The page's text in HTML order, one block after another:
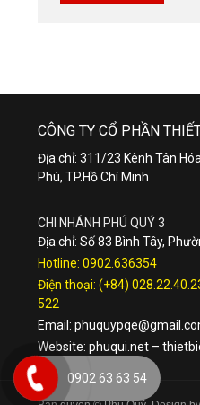
CÔNG TY CỔ PHẦN
Địa chỉ: 311/23 Kênh Tân
Phú, TP.Hồ Chí Minh
CHI NHÁNH PHÚ QUÝ 3
Địa chỉ: Số 83 Bình Tây,
Hotline: 0902.636354
Điện thoại: (+84)
522
Email:
Website: phuqui.net –
0902 63 63 54